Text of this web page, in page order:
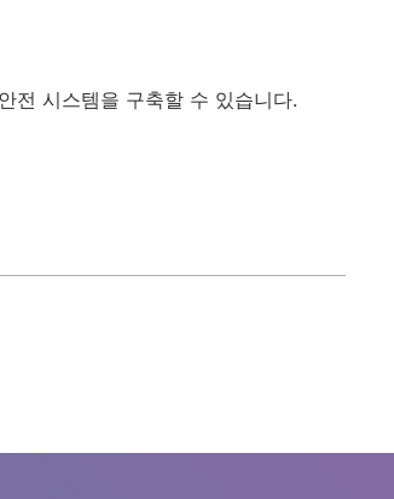
전 시스템을 구축할 수 있습니다.